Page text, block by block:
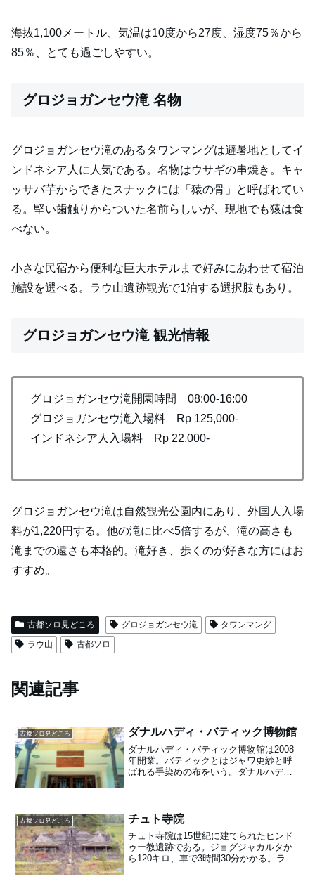
海抜1,100メートル、気温は10度から27度、湿度75％から
85％、とても過ごしやすい。
グロジョガンセウ滝 名物
グロジョガンセウ滝のあるタワンマングは避暑地としてイ
ンドネシア人に人気である。名物はウサギの串焼き。キャ
ッサバ芋からできたスナックには「猿の骨」と呼ばれてい
る。堅い歯触りからついた名前らしいが、現地でも猿は食
べない。
小さな民宿から便利な巨大ホテルまで好みにあわせて宿泊
施設を選べる。ラウ山遺跡観光で1泊する選択肢もあり。
グロジョガンセウ滝 観光情報
グロジョガンセウ滝開園時間 08:00-16:00
グロジョガンセウ滝入場料 Rp 125,000-
インドネシア人入場料 Rp 22,000-
グロジョガンセウ滝は自然観光公園内にあり、外国人入場
料が1,220円する。他の滝に比べ5倍するが、滝の高さも
滝までの遠さも本格的。滝好き、歩くのが好きな方にはお
すすめ。
古都ソロ見どころ グロジョガンセウ滝
タワンマング
ラウ山
古都ソロ
関連記事
古都ソロ見どころ ダナルハディ・バティック博物館
ダナルハディ・バティック博物館は2008
年開業。バティックとはジャワ更紗と呼
ばれる手染めの布をいう。ダナルハディ
集大成。
古都ソロ見どころ チュト寺院
チュト寺院は15世紀に建てられたヒンド
ゥー教遺跡である。ジョグジャカルタか
ら120キロ、車で3時間30分かかる。ラウ